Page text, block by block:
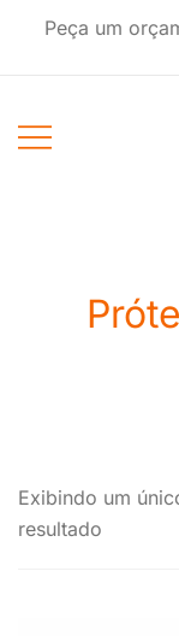
Peça um
Exibindo um
resultado